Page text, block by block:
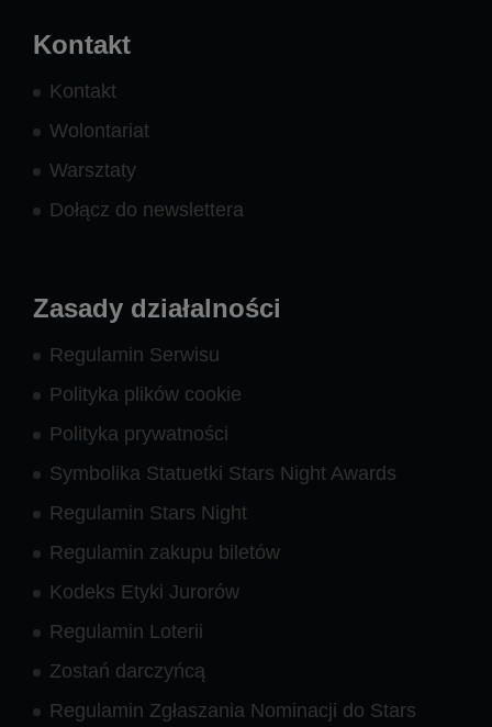
Kontakt
Kontakt
Wolontariat
Warsztaty
Dołącz do newslettera
Zasady działalności
Regulamin Serwisu
Polityka plików cookie
Polityka prywatności
Symbolika Statuetki Stars Night Awards
Regulamin Stars Night
Regulamin zakupu biletów
Kodeks Etyki Jurorów
Regulamin Loterii
Zostań darczyńcą
Regulamin Zgłaszania Nominacji do Stars